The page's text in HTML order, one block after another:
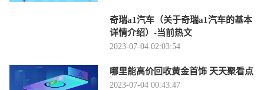
奇瑞a1汽车（关于奇瑞a1汽车的基本
详情介绍）-当前热文
2023-07-04 02:03:54
哪里能高价回收黄金首饰 天天聚看点
2023-07-04 00:43:47